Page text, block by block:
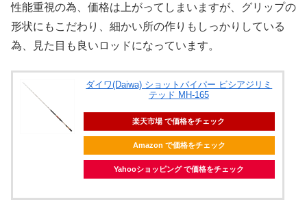
性能重視の為、価格は上がってしまいますが、グリップの
形状にもこだわり、細かい所の作りもしっかりしている
為、見た目も良いロッドになっています。
ダイワ(Daiwa) ショットバイパー ビシアジリミ
テッド MH-165
楽天市場 で価格をチェック
Amazon で価格をチェック
Yahooショッピング で価格をチェック